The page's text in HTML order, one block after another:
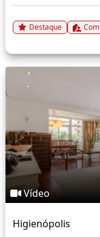
Destaque
Vídeo
Higienópolis